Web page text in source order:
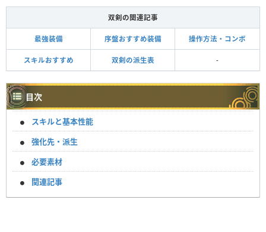
双剣の関連記事
最強装備 序盤おすすめ装備 操作方法・コンボ
スキルおすすめ 双剣の派生表 -
目次
スキルと基本性能
強化先・派生
必要素材
関連記事